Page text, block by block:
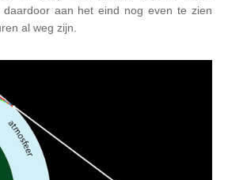
daardoor aan het eind nog even te zien
al weg zijn.